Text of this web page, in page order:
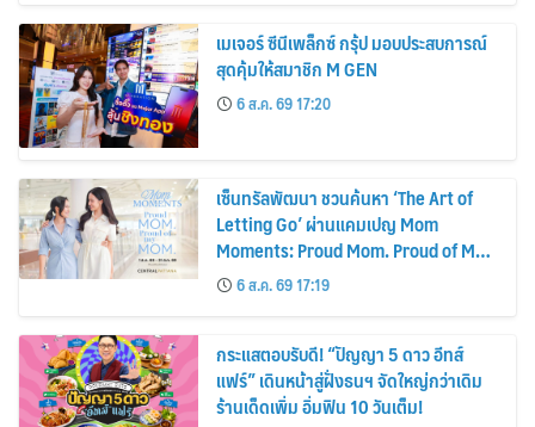
เมเจอร์ ซีนีเพล็กซ์ กรุ้ป มอบประสบการณ์
สุดคุ้มให้สมาชิก M GEN
6 ส.ค. 69 17:20
เซ็นทรัลพัฒนา ชวนค้นหา ‘The Art of
Letting Go’ ผ่านแคมเปญ Mom
Moments: Proud Mom. Proud of My
Mom.6 ส.ค. 69 17:19
กระแสตอบรับดี! “ปัญญา 5 ดาว อีทส์
แฟร์” เดินหน้าสู่ฝั่งธนฯ จัดใหญ่กว่าเดิม
ร้านเด็ดเพิ่ม อิ่มฟิน 10 วันเต็ม!